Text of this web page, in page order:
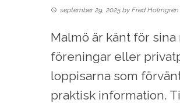
september 29, 2025 by Fred Holmgren
Malmö är känt för
föreningar eller
loppisarna som
praktisk information.